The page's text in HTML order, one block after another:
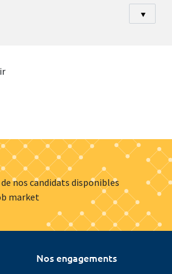
▼
nos candidats disponibles
market
Nos engagements